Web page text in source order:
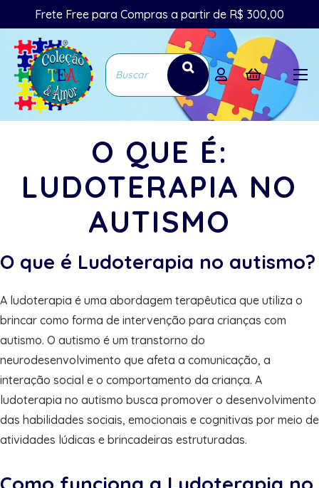
Frete Free para Compras a partir de R$ 300,00
O QUE É:
LUDOTERAPIA NO
AUTISMO
O que é Ludoterapia no autismo?
A ludoterapia é uma abordagem terapêutica que utiliza o
brincar como forma de intervenção para crianças com
autismo. O autismo é um transtorno do
neurodesenvolvimento que afeta a comunicação, a
interação social e o comportamento da criança. A
ludoterapia no autismo busca promover o desenvolvimento
das habilidades sociais, emocionais e cognitivas por meio de
atividades lúdicas e brincadeiras estruturadas.